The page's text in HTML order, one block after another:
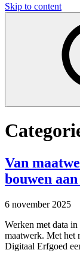
Skip to content
Van
bouwen
6 november 2025
Werken met data
maatwerk. Met het
Digitaal Erfgoed